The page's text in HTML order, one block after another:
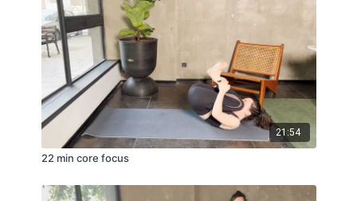
21:54
22 min core focus